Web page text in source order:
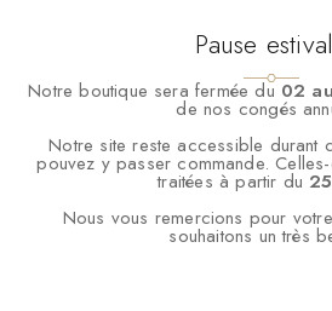
Pause
Notre boutique sera fermée du 02
de nos congés
Notre site reste accessible durant
pouvez y passer commande.
traitées à partir du
Nous vous remercions pour
souhaitons un très